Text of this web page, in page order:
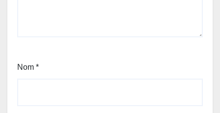
Nom *